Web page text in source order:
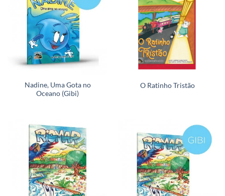
Nadine, Uma Gota no
Oceano (Gibi)
O Ratinho Tristão